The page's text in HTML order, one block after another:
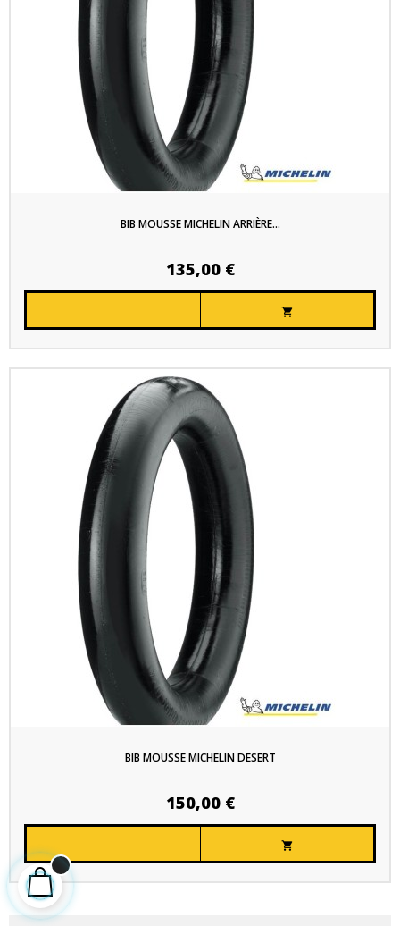
BIB MOUSSE MICHELIN ARRIÈRE...
135,00 €

BIB MOUSSE MICHELIN DESERT
150,00 €
